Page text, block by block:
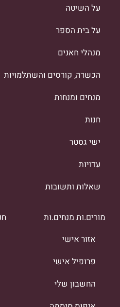
על השיטה
על בית הספר
מנהלי חאנים
הכשרה, קורסים והשתלמויות
מנחים ומנחות
חנות
ישי גסטר
עדויות
שאלות ותשובות
מורים.ות מנחים.ות
אזור אישי
פרופיל אישי
החשבון שלי